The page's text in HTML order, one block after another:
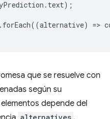
. text);
. forEach((alternative) =>
que se resuelve con
según su
depende del